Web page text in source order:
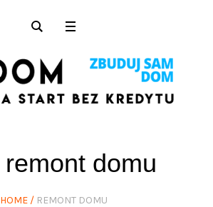
remont domu
HOME / REMONT DOMU